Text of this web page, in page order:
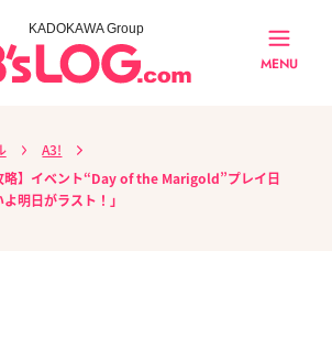
KADOKAWA Group
MENU
A3!
略】イベント“Day of the Marigold”プレイ日
明日がラスト！」